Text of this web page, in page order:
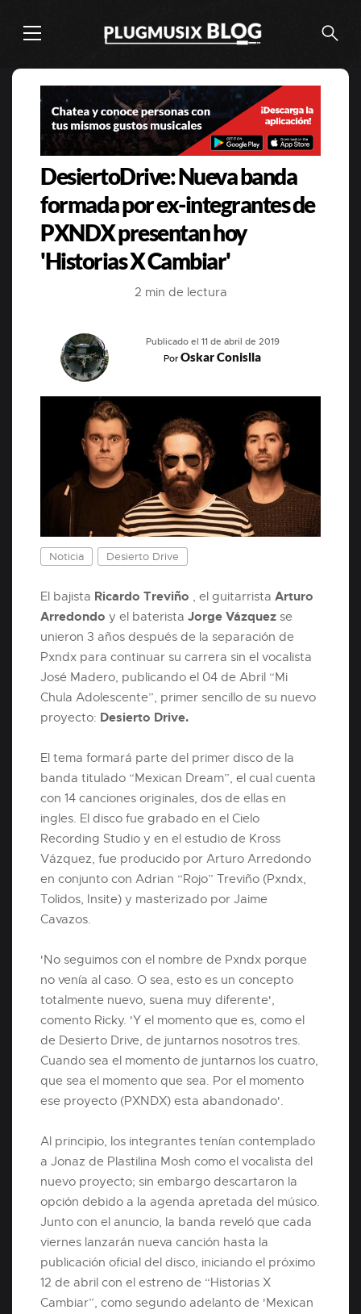
DesiertoDrive: Nueva banda
formada por ex-integrantes de
PXNDX presentan hoy
'Historias X Cambiar'
2 min de lectura
Publicado el 11 de abril de 2019
PorOskar Conislla
Noticia Desierto Drive
El bajista Ricardo Treviño , el guitarrista Arturo
Arredondo y el baterista Jorge Vázquez se
unieron 3 años después de la separación de
Pxndx para continuar su carrera sin el vocalista
José Madero, publicando el 04 de Abril “Mi
Chula Adolescente”, primer sencillo de su nuevo
proyecto: Desierto Drive.
El tema formará parte del primer disco de la
banda titulado “Mexican Dream”, el cual cuenta
con 14 canciones originales, dos de ellas en
ingles. El disco fue grabado en el Cielo
Recording Studio y en el estudio de Kross
Vázquez, fue producido por Arturo Arredondo
en conjunto con Adrian “Rojo” Treviño (Pxndx,
Tolidos, Insite) y masterizado por Jaime
Cavazos.
'No seguimos con el nombre de Pxndx porque
no venía al caso. O sea, esto es un concepto
totalmente nuevo, suena muy diferente',
comento Ricky. 'Y el momento que es, como el
de Desierto Drive, de juntarnos nosotros tres.
Cuando sea el momento de juntarnos los cuatro,
que sea el momento que sea. Por el momento
ese proyecto (PXNDX) esta abandonado'.
Al principio, los integrantes tenían contemplado
a Jonaz de Plastilina Mosh como el vocalista del
nuevo proyecto; sin embargo descartaron la
opción debido a la agenda apretada del músico.
Junto con el anuncio, la banda reveló que cada
viernes lanzarán nueva canción hasta la
publicación oficial del disco, iniciando el próximo
12 de abril con el estreno de “Historias X
Cambiar”, como segundo adelanto de 'Mexican